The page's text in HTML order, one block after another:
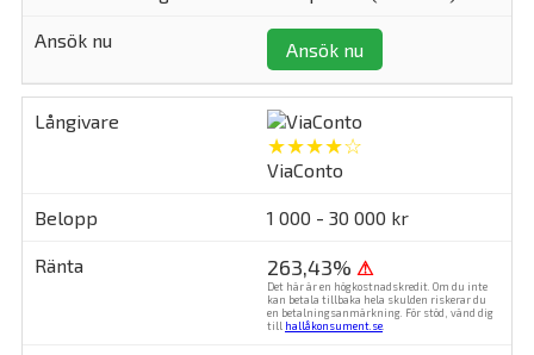
Ansök nu
★★★★☆
ViaConto
1 000 - 30 000 kr
263,43% ⚠
Det här är en högkostnadskredit. Om du inte
kan betala tillbaka hela skulden riskerar du
en betalningsanmärkning. För stöd, vänd dig
till hallåkonsument.se